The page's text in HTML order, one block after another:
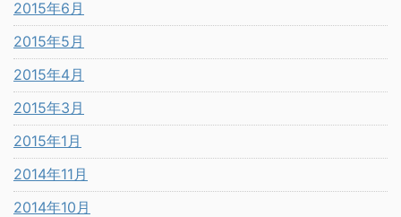
2015年6月
2015年5月
2015年4月
2015年3月
2015年1月
2014年11月
2014年10月